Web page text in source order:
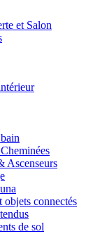
et Salon
Ascenseurs
objets connectés
de sol